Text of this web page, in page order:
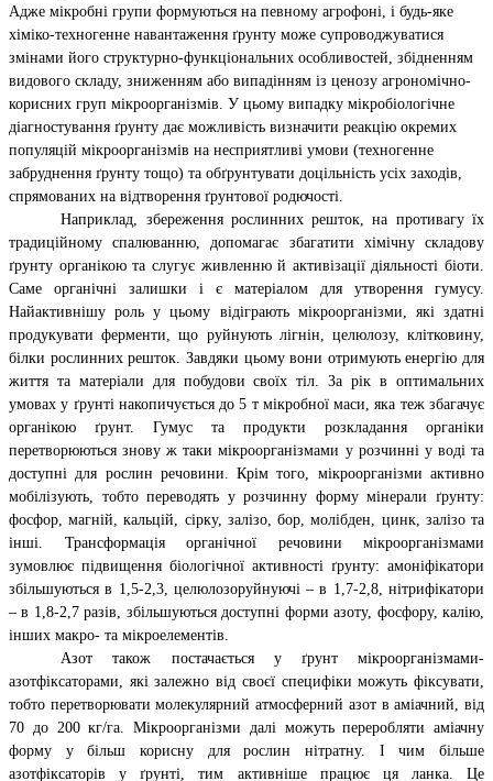
Адже мікробні групи формуються на певному агрофоні, і будь-яке
хіміко-техногенне навантаження ґрунту може супроводжуватися
змінами його структурно-функціональних особливостей, збідненням
видового складу, зниженням або випадінням із ценозу агрономічно-
корисних груп мікроорганізмів. У цьому випадку мікробіологічне
діагностування ґрунту дає можливість визначити реакцію окремих
популяцій мікроорганізмів на несприятливі умови (техногенне
забруднення ґрунту тощо) та обґрунтувати доцільність усіх заходів,
спрямованих на відтворення ґрунтової родючості.
Наприклад, збереження рослинних решток, на противагу їх
традиційному спалюванню, допомагає збагатити хімічну складову
ґрунту органікою та слугує живленню й активізації діяльності біоти.
Саме органічні залишки і є матеріалом для утворення гумусу.
Найактивнішу роль у цьому відіграють мікроорганізми, які здатні
продукувати ферменти, що руйнують лігнін, целюлозу, клітковину,
білки рослинних решток. Завдяки цьому вони отримують енергію для
життя та матеріали для побудови своїх тіл. За рік в оптимальних
умовах у ґрунті накопичується до 5 т мікробної маси, яка теж збагачує
органікою ґрунт. Гумус та продукти розкладання органіки
перетворюються знову ж таки мікроорганізмами у розчинні у воді та
доступні для рослин речовини. Крім того, мікроорганізми активно
мобілізують, тобто переводять у розчинну форму мінерали ґрунту:
фосфор, магній, кальцій, сірку, залізо, бор, молібден, цинк, залізо та
інші. Трансформація органічної речовини мікроорганізмами
зумовлює підвищення біологічної активності ґрунту: амоніфікатори
збільшуються в 1,5-2,3, целюлозоруйнуючі – в 1,7-2,8, нітрифікатори
– в 1,8-2,7 разів, збільшуються доступні форми азоту, фосфору, калію,
інших макро- та мікроелементів.
Азот також постачається у ґрунт мікроорганізмами-
азотфіксаторами, які залежно від своєї специфіки можуть фіксувати,
тобто перетворювати молекулярний атмосферний азот в аміачний, від
70 до 200 кг/га. Мікроорганізми далі можуть переробляти аміачну
форму у більш корисну для рослин нітратну. І чим більше
азотфіксаторів у ґрунті, тим активніше працює ця ланка. Це